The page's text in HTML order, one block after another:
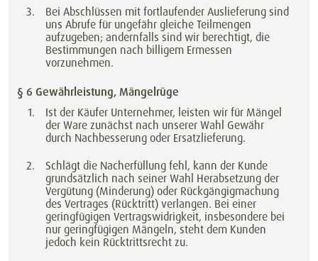
Bei Abschlüssen mit fortlaufender Auslieferung sind
uns Abrufe für ungefähr gleiche Teilmengen
aufzugeben; andernfalls sind wir berechtigt, die
Bestimmungen nach billigem Ermessen
vorzunehmen.
§ 6 Gewährleistung, Mängelrüge
Ist der Käufer Unternehmer, leisten wir für Mängel
der Ware zunächst nach unserer Wahl Gewähr
durch Nachbesserung oder Ersatzlieferung.
Schlägt die Nacherfüllung fehl, kann der Kunde
grundsätzlich nach seiner Wahl Herabsetzung der
Vergütung (Minderung) oder Rückgängigmachung
des Vertrages (Rücktritt) verlangen. Bei einer
geringfügigen Vertragswidrigkeit, insbesondere bei
nur geringfügigen Mängeln, steht dem Kunden
jedoch kein Rücktrittsrecht zu.